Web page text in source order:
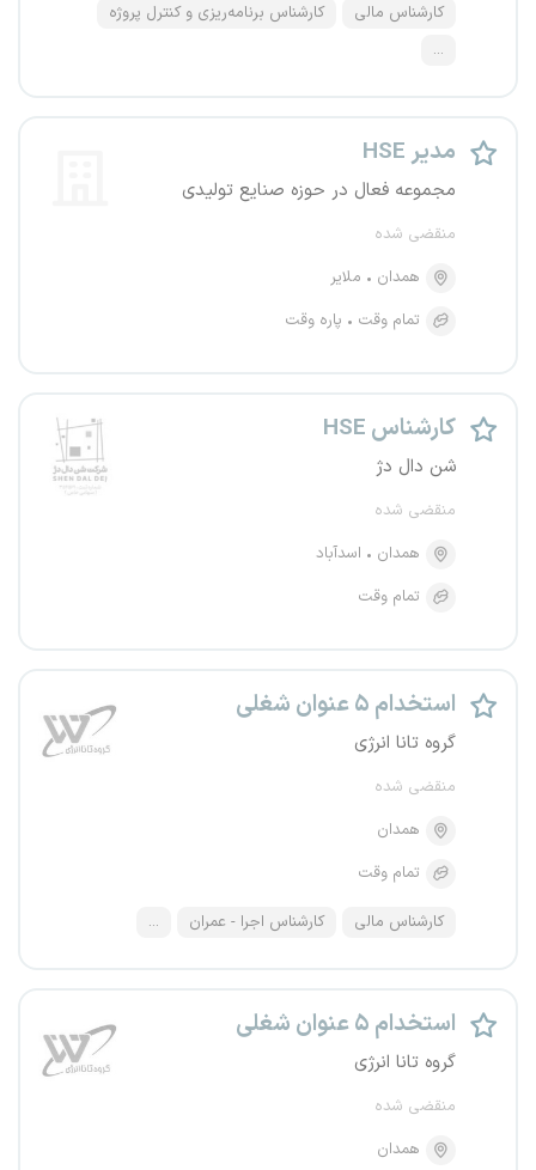
کارشناس مالی
کارشناس برنامه‌ریزی و کنترل پروژه
...
مدیر HSE
مجموعه فعال در حوزه صنایع تولیدی
منقضی شده
همدان
ملایر
تمام وقت
پاره وقت
کارشناس HSE
شن دال دژ
منقضی شده
همدان
اسدآباد
تمام وقت
استخدام ۵ عنوان شغلی
گروه تانا انرژی
منقضی شده
همدان
تمام وقت
کارشناس مالی کارشناس اجرا - عمران ...
استخدام ۵ عنوان شغلی
گروه تانا انرژی
منقضی شده
همدان